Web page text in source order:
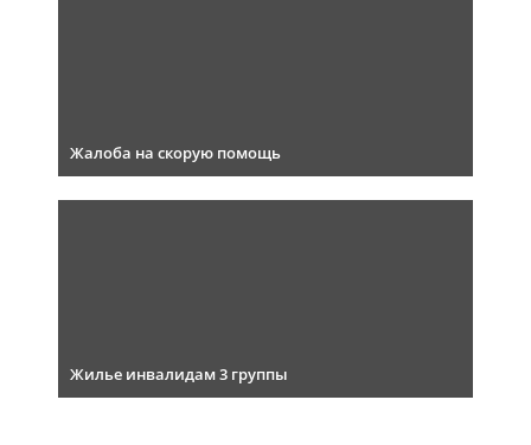
Жалоба на скорую помощь
Жилье инвалидам 3 группы